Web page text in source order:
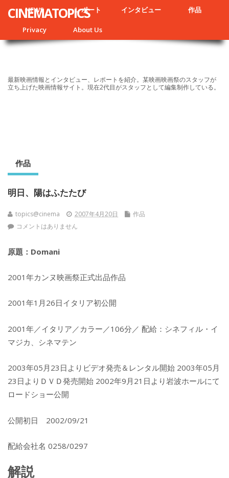
NEWS レポート インタビュー 作品
Privacy About Us
CINEMATOPICS
最新映画情報とインタビュー、レポートを紹介。某映画映画祭のスタッフが
立ち上げた映画情報サイト。現在2代目がスタッフとして編集制作している。
作品
明日、陽はふたたび
topics@cinema 2007年4月20日
作品
コメントはありません
原題：Domani
2001年カンヌ映画祭正式出品作品
2001年1月26日イタリア初公開
2001年／イタリア／カラー／106分／ 配給：シネフィル・イ
マジカ、シネマテン
2003年05月23日よりビデオ発売＆レンタル開始 2003年05月
23日よりＤＶＤ発売開始 2002年9月21日より岩波ホールにて
ロードショー公開
公開初日 2002/09/21
配給会社名 0258/0297
解説